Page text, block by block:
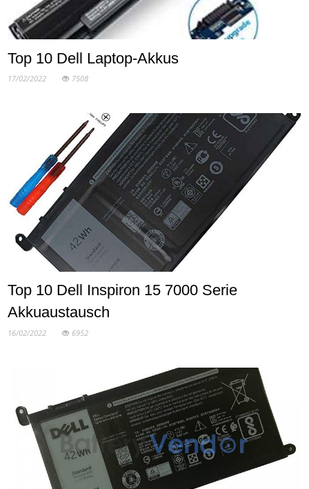
Top 10 Dell Laptop-Akkus
17/02/2022 7508
Top 10 Dell Inspiron 15 7000 Serie
Akkuaustausch
16/02/2022 6952